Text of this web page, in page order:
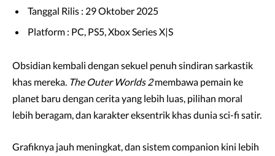
Tanggal Rilis : 29 Oktober 2025
Platform : PC, PS5, Xbox Series X|S
Obsidian kembali dengan sekuel penuh sindiran sarkastik
khas mereka. The Outer Worlds 2membawa pemain ke
planet baru dengan cerita yang lebih luas, pilihan moral
lebih beragam, dan karakter eksentrik khas dunia sci-fi satir.
Grafiknya jauh meningkat, dan sistem companion kini lebih